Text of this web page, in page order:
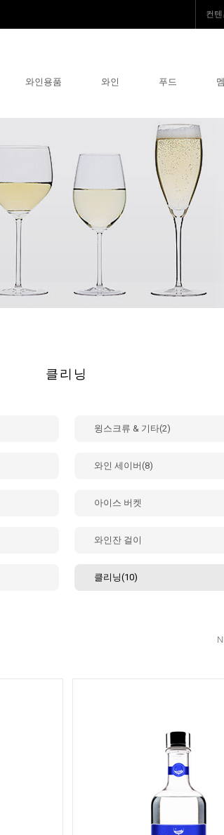
컨텐
와인용품 와인 푸드
클리닝
윙스크류 & 기타(2)
와인 세이버(8)
아이스 버켓
와인잔 걸이
클리닝(10)